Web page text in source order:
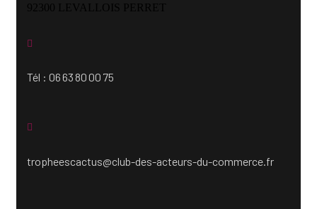
92300 LEVALLOIS PERRET
Tél : 06 63 80 00 75
tropheescactus@club-des-acteurs-du-commerce.fr